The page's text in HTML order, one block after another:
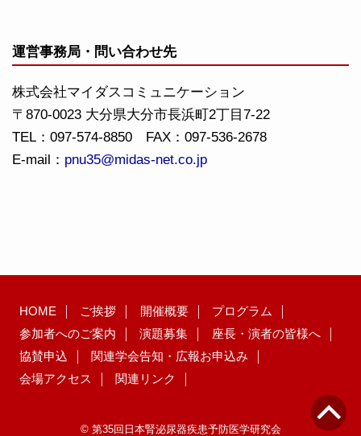
運営事務局・問い合わせ先
株式会社マイダスコミュニケーション
〒870-0023 大分県大分市長浜町2丁目7-22
TEL：097-574-8850 FAX：097-536-2678
E-mail： pnu35@midas-net.co.jp
HOME ご挨拶 開催概要
プログラム
参加者へのご案内
演題募集
座長・演者の皆様へ
協賛申込
関連学会告知・広報お申込み
会場アクセス
関連リンク
© 第35回日本腎泌尿器疾患予防医学研究会